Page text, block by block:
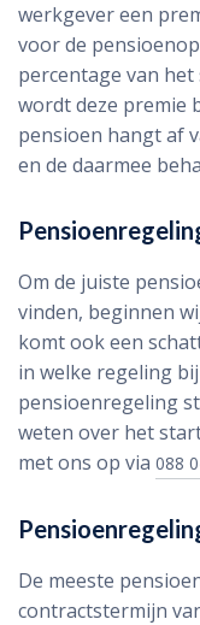
werkgever een
voor de
percentage van
wordt deze premie
pensioen hangt af
en de daarmee
Om de juiste
vinden, beginnen
komt ook een
in welke regeling
pensioenregeling
weten over het
met ons op via 088
De meeste
contractstermijn